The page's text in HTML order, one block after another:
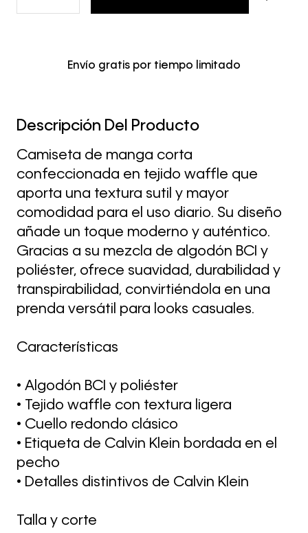
Envío gratis por tiempo limitado
Descripción Del Producto
Camiseta de manga corta
confeccionada en tejido waffle que
aporta una textura sutil y mayor
comodidad para el uso diario. Su diseño
añade un toque moderno y auténtico.
Gracias a su mezcla de algodón BCI y
poliéster, ofrece suavidad, durabilidad y
transpirabilidad, convirtiéndola en una
prenda versátil para looks casuales.
Características
• Algodón BCI y poliéster
• Tejido waffle con textura ligera
• Cuello redondo clásico
• Etiqueta de Calvin Klein bordada en el
pecho
• Detalles distintivos de Calvin Klein
Talla y corte